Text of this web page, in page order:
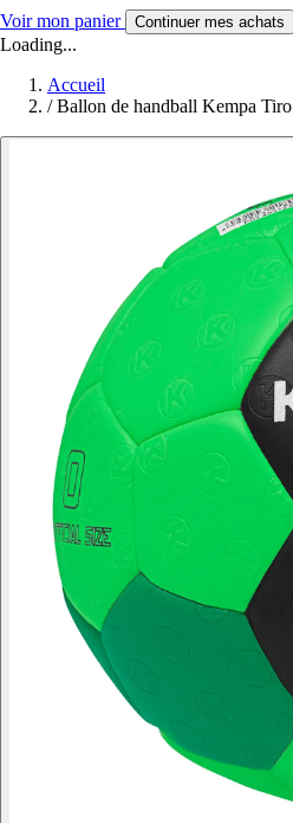
Voir mon panier Continuer mes achats
Loading...
Accueil
/ Ballon de handball Kempa Tiro